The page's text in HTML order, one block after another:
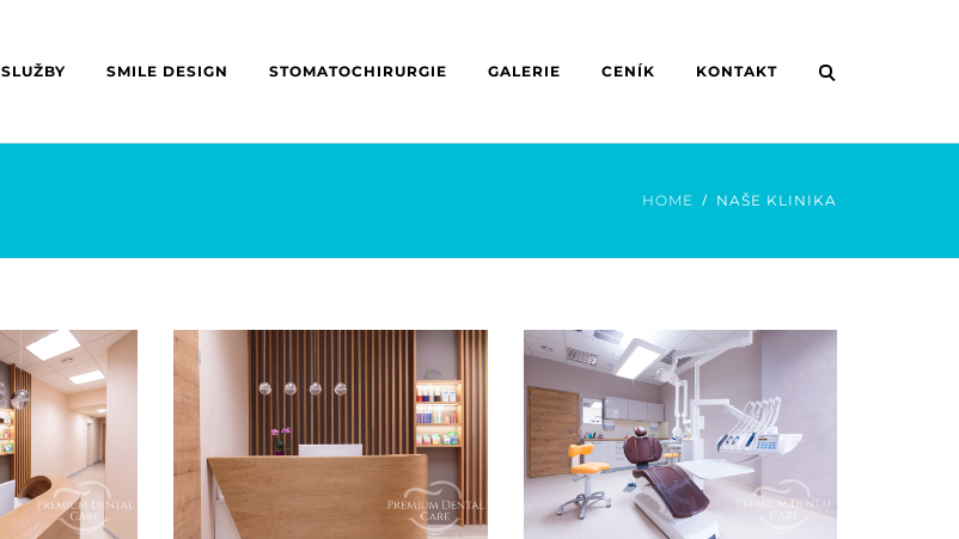
SLUŽBY SMILE DESIGN STOMATOCHIRURGIE GALERIE CENÍK KONTAKT
HOME NAŠE KLINIKA